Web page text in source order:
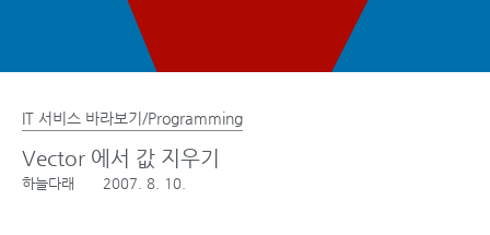
IT 서비스 바라보기/Programming
Vector 에서 값 지우기
하늘다래 2007. 8. 10.